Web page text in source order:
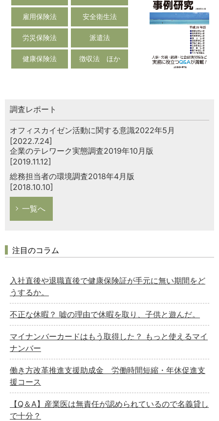
雇用保険法 安全衛生法
労災保険法 派遣法
健康保険法 徴収法 ほか
調査レポート
オフィスカイゼン活動に関する意識2022年5月
[2022.7.24]
企業のテレワーク実態調査2019年10月版
[2019.11.12]
総務担当者の環境調査2018年4月版
[2018.10.10]
一覧へ
注目のコラム
入社直後や退職直後で健康保険証が手元に無い期間をど
うするか。
不正な休暇？ 嘘の理由で休暇を取り、子供と遊んだ。
マイナンバーカードはもう取得した？ もっと使えるマイ
ナンバー
働き方改革推進支援助成金 労働時間短縮・年休促進支
援コース
【Q＆A】産業医は無責任が認められているので名義貸し
で十分？